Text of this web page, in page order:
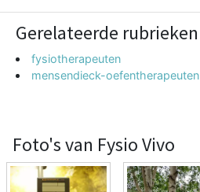
Gerelateerde rubrieken
fysiotherapeuten
mensendieck-oefentherapeuten
Foto's van Fysio Vivo